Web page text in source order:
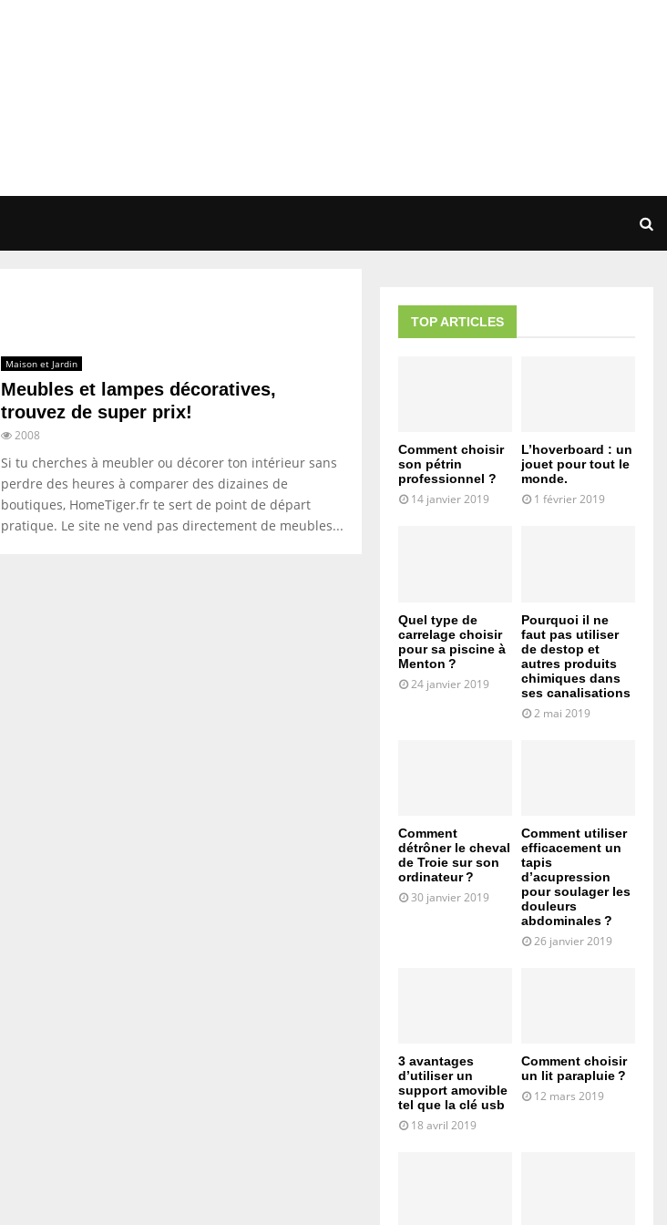
Maison et Jardin
Meubles et lampes décoratives,
trouvez de super prix!
2008
Si tu cherches à meubler ou décorer ton intérieur sans
perdre des heures à comparer des dizaines de
boutiques, HomeTiger.fr te sert de point de départ
pratique. Le site ne vend pas directement de meubles...
TOP ARTICLES
Comment choisir
son pétrin
professionnel ?
14 janvier 2019
L’hoverboard : un
jouet pour tout le
monde.
1 février 2019
Quel type de
carrelage choisir
pour sa piscine à
Menton ?
24 janvier 2019
Pourquoi il ne
faut pas utiliser
de destop et
autres produits
chimiques dans
ses canalisations
2 mai 2019
Comment
détrôner le cheval
de Troie sur son
ordinateur ?
30 janvier 2019
Comment utiliser
efficacement un
tapis
d’acupression
pour soulager les
douleurs
abdominales ?
26 janvier 2019
3 avantages
d’utiliser un
support amovible
tel que la clé usb
18 avril 2019
Comment choisir
un lit parapluie ?
12 mars 2019